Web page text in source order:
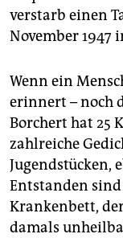
verstarb einen
November 1947
Wenn ein
erinnert – noch
Borchert hat 25
zahlreiche
Jugendstücken,
Entstanden sind
Krankenbett,
damals